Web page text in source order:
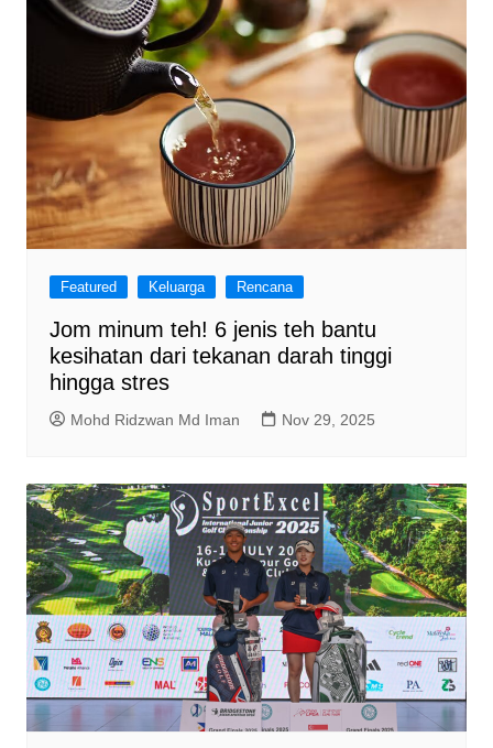
Featured Keluarga Rencana
Jom minum teh! 6 jenis teh bantu
kesihatan dari tekanan darah tinggi
hingga stres
Mohd Ridzwan Md Iman Nov 29, 2025